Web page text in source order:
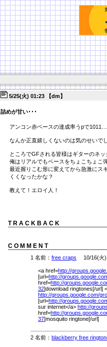
5/25(火) 01:23 【dm】
詰めが甘い･･･
アンコン赤ベースの達成率うpで1011…
なんか正直嬉しくないのは気のせいで
ところでGFされる皆様はギターのネ
俺はリアルでもベースをちょこちょこ
最近握りこむ形に変えてから急激にス
くくなったかな？
教えて！エロイ人！
T R A C K B A C K
C O M M E N T
1 名前： free craps 10/16(火)
<a href=http://
[url=http://
href=http://
32]download ringtones[/url]
http://groups.google.com/
[url=http://
sur internet</a> http://
href=http://
37]mosquito ringtone[/url]
2 名前： blackberry free